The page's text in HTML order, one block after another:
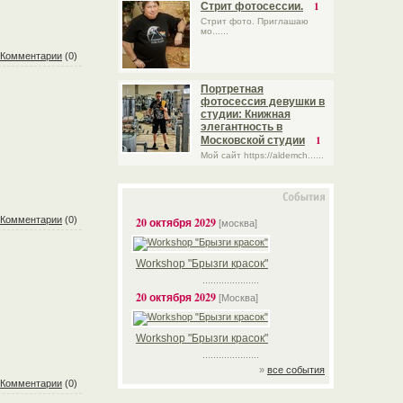
Комментарии (0)
Комментарии (0)
Комментарии (0)
Стрит фотосессии. 1
Стрит фото. Приглашаю
мо......
Портретная
фотосессия девушки в
студии: Книжная
элегантность в
Московской студии
1
Мой сайт https://aldemch......
20 октября 2029 [москва]
Workshop "Брызги красок"
20 октября 2029 [Москва]
Workshop "Брызги красок"
» все события